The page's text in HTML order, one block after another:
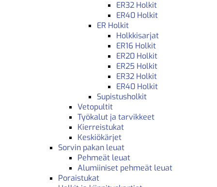
ER32 Holkit
ER40 Holkit
ER Holkit
Holkkisarjat
ER16 Holkit
ER20 Holkit
ER25 Holkit
ER32 Holkit
ER40 Holkit
Supistusholkit
Vetopultit
Työkalut ja tarvikkeet
Kierreistukat
Keskiökärjet
Sorvin pakan leuat
Pehmeät leuat
Alumiiniset pehmeät leuat
Poraistukat